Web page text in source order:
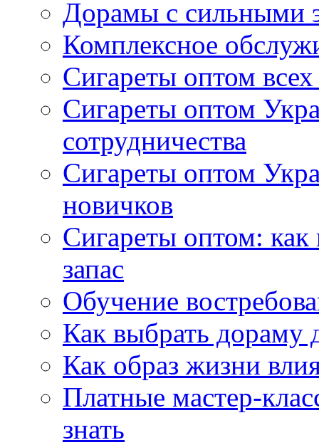
Дорамы с сильными
Комплексное
Сигареты оптом
Сигареты оптом
сотрудничества
Сигареты оптом
новичков
Сигареты оптом:
запас
Обучение
Как выбрать дораму
Как образ жизни
Платные мастер-
знать